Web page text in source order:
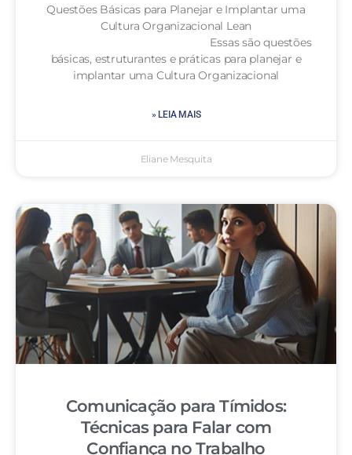
Questões Básicas para Planejar e Implantar uma
Cultura Organizacional Lean
Essas são questões
básicas, estruturantes e práticas para planejar e
implantar uma Cultura Organizacional
» LEIA MAIS
Eliane Mesquita
Comunicação para Tímidos:
Técnicas para Falar com
Confiança no Trabalho